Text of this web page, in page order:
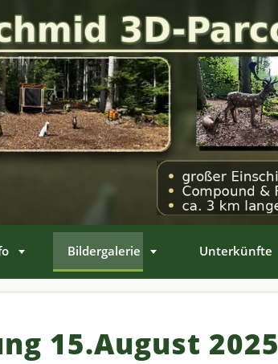
Bildergalerie Unterkünfte
15.August 2025